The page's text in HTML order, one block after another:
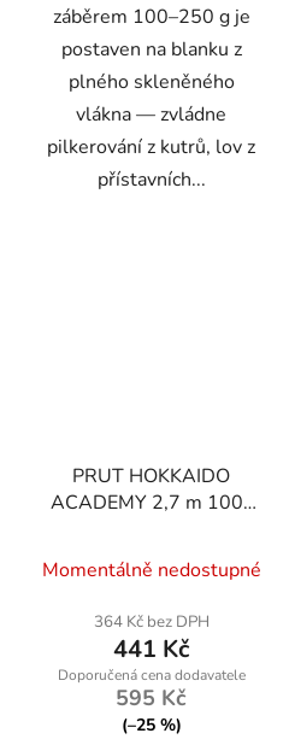
záběrem 100–250 g je
postaven na blanku z
plného skleněného
vlákna — zvládne
pilkerování z kutrů, lov z
přístavních...
PRUT HOKKAIDO
ACADEMY 2,7 m 100–
Momentálně nedostupné
364 Kč bez DPH
441 Kč
595 Kč
(–25 %)